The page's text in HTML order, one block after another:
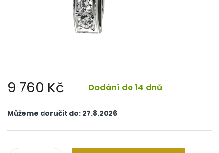
9 760 Kč Dodání do 14 dnů
cena:
Můžeme doručit do: 27.8.2026